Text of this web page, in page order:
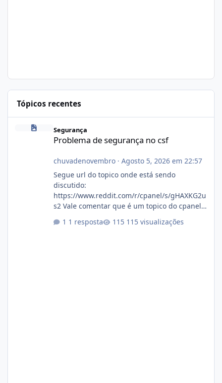
Tópicos recentes
Problema de segurança no csf
Segurança
Problema de segurança no csf
chuvadenovembro· Agosto 5, 2026 em 22:57
Segue url do topico onde está sendo
discutido:
https://www.reddit.com/r/cpanel/s/gHAXKG2u
s2 Vale comentar que é um topico do cpanel...
1 resposta 115 visualizações